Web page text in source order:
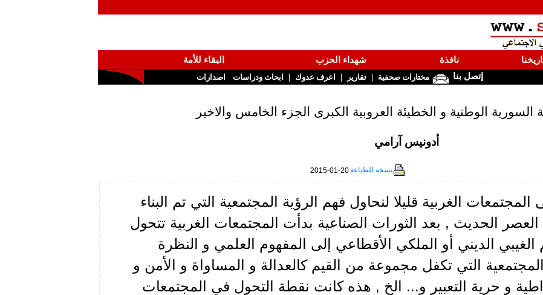
نافذة شهداء الحزب
البقاء للأمة
إتصل بنا مختارات صحفية | تقارير | اعرف عدوك | ابحاث ودراسات اصدارات
الوطنية و الخطيئة العروبية الكبرى الجزء الخامس والاخير
أدونيس آرامي
نسخة للطباعة2015-01-20
الغربية قليلا لنحاول فهم الرؤية المجتمعية التي تم البناء
العصر الحديث , بعد الثورات الصناعية بدأت المجتمعات الغربية تتحول
الغيبي الديني أو الملكي الأقطاعي إلى المفهوم العلمي و النظرة
المجتمعية التي تكفل مجموعة من القيم كالعدالة و المساواة و الأمن و
و حرية التعبير و... الخ , هذه كانت نقطة التحول في المجتمعات